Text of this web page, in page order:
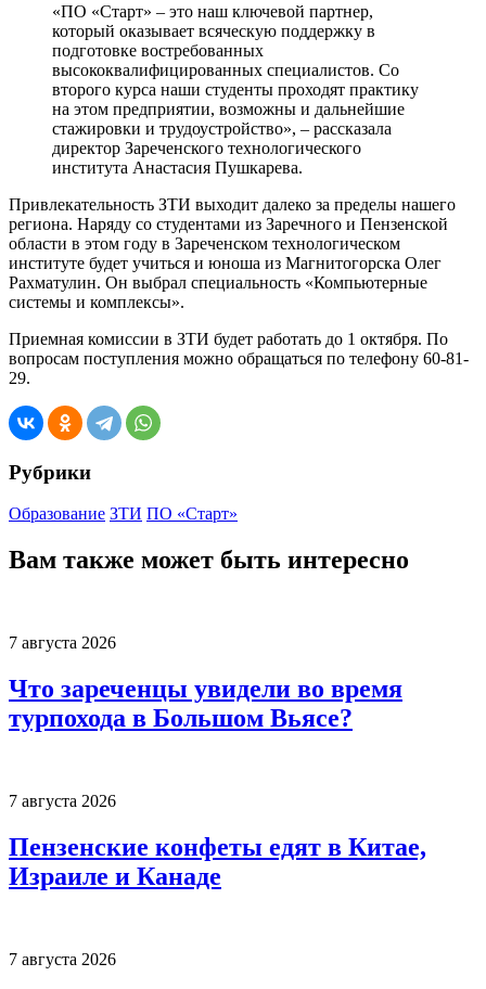
«ПО «Старт» – это наш ключевой партнер,
который оказывает всяческую поддержку в
подготовке востребованных
высококвалифицированных специалистов. Со
второго курса наши студенты проходят практику
на этом предприятии, возможны и дальнейшие
стажировки и трудоустройство», – рассказала
директор Зареченского технологического
института Анастасия Пушкарева.
Привлекательность ЗТИ выходит далеко за пределы нашего
региона. Наряду со студентами из Заречного и Пензенской
области в этом году в Зареченском технологическом
институте будет учиться и юноша из Магнитогорска Олег
Рахматулин. Он выбрал специальность «Компьютерные
системы и комплексы».
Приемная комиссии в ЗТИ будет работать до 1 октября. По
вопросам поступления можно обращаться по телефону 60-81-
29.
Рубрики
Образование ЗТИ ПО «Старт»
Вам также может быть интересно
7 августа 2026
Что зареченцы увидели во время
турпохода в Большом Вьясе?
7 августа 2026
Пензенские конфеты едят в Китае,
Израиле и Канаде
7 августа 2026